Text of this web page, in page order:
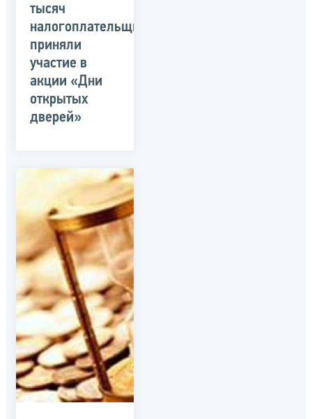
тысяч
налогоплательщиков
приняли
участие в
акции «Дни
открытых
дверей»